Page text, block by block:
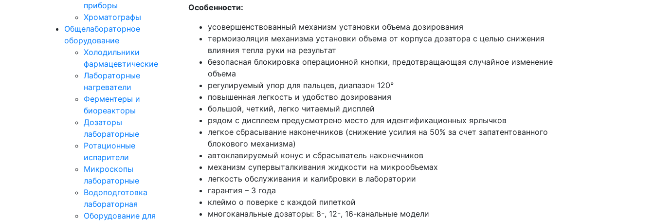
приборы
Хроматографы
Общелабораторное
оборудование
Холодильники
фармацевтические
Лабораторные
нагреватели
Ферментеры и
биореакторы
Дозаторы
лабораторные
Ротационные
испарители
Микроскопы
лабораторные
Водоподготовка
лабораторная
Оборудование для
Особенности:
усовершенствованный механизм установки объема дозирования
термоизоляция механизма установки объема от корпуса дозатора с целью снижения
влияния тепла руки на результат
безопасная блокировка операционной кнопки, предотвращающая случайное изменение
объема
регулируемый упор для пальцев, диапазон 120°
повышенная легкость и удобство дозирования
большой, четкий, легко читаемый дисплей
рядом с дисплеем предусмотрено место для идентификационных ярлычков
легкое сбрасывание наконечников (снижение усилия на 50% за счет запатентованного
блокового механизма)
автоклавируемый конус и сбрасыватель наконечников
механизм супервыталкивания жидкости на микрообъемах
легкость обслуживания и калибровки в лаборатории
гарантия – 3 года
клеймо о поверке с каждой пипеткой
многоканальные дозаторы: 8-, 12-, 16-канальные модели